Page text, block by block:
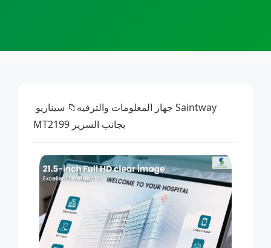
📁 سيناريو جهاز المعلومات والترفيه Saintway
MT2199 بجانب السرير